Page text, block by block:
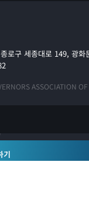
로구 세종대로 149, 광화
ASSOCIATION
기